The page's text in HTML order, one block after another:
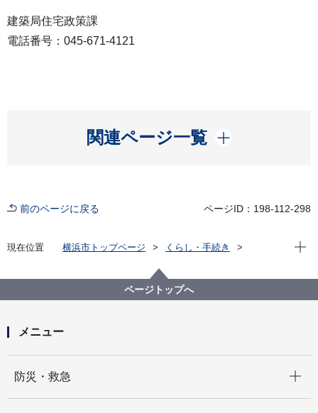
建築局住宅政策課
電話番号：045-671-4121
関連ページ一覧
開く
前のページに戻る ページID：198-112-298
現在位置 横浜市トップページ
くらし・手続き
災害時の住宅支援制度
応急仮設住宅（建設型・賃貸型）
現在
ページトップへ
メニュー
防災・救急